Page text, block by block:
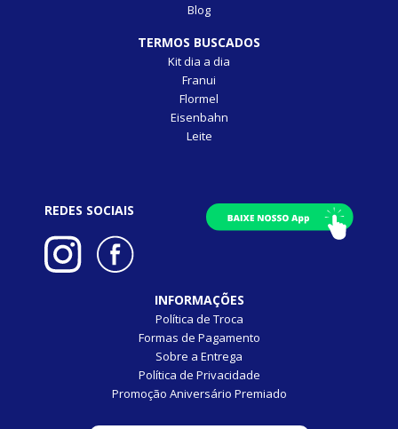
Blog
TERMOS BUSCADOS
Kit dia a dia
Franui
Flormel
Eisenbahn
Leite
REDES SOCIAIS
INFORMAÇÕES
Política de Troca
Formas de Pagamento
Sobre a Entrega
Política de Privacidade
Promoção Aniversário Premiado